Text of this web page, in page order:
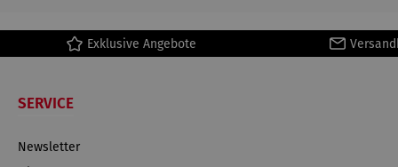
Exklusive Angebote
SERVICE
Newsletter